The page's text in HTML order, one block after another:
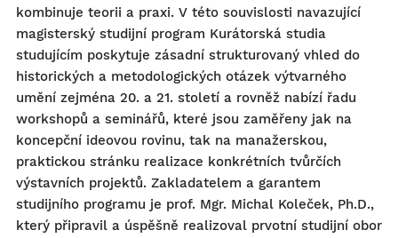
kombinuje teorii a praxi. V této souvislosti navazující
magisterský studijní program Kurátorská studia
studujícím poskytuje zásadní strukturovaný vhled do
historických a metodologických otázek výtvarného
umění zejména 20. a 21. století a rovněž nabízí řadu
workshopů a seminářů, které jsou zaměřeny jak na
koncepční ideovou rovinu, tak na manažerskou,
praktickou stránku realizace konkrétních tvůrčích
výstavních projektů. Zakladatelem a garantem
studijního programu je prof. Mgr. Michal Koleček, Ph.D.,
který připravil a úspěšně realizoval prvotní studijní obor